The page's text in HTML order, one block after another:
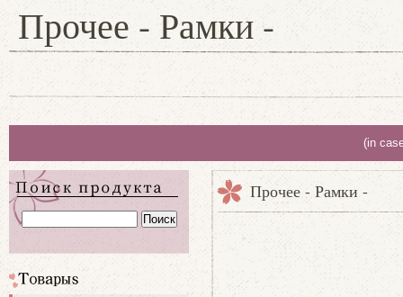
Прочее - Рамки -
(in
Прочее - Рамки -